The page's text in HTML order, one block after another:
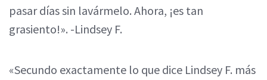
pasar días sin lavármelo. Ahora, ¡es tan
grasiento!». -Lindsey F.
«Secundo exactamente lo que dice Lindsey F. más